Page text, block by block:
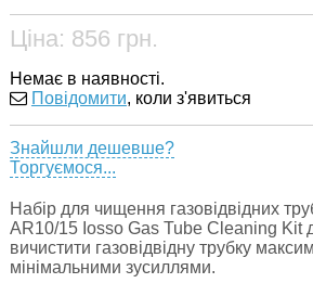
Ціна: 856 грн.
Немає в наявності.
Повідомити, коли з'явиться
Знайшли дешевше?
Торгуємося...
Набір для чищення газовідвідних
AR10/15 Iosso Gas Tube Cleaning Kit
вичистити газовідвідну трубку
мінімальними зусиллями.